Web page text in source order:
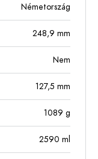
Németország
248,9 mm
Nem
127,5 mm
1089 g
2590 ml